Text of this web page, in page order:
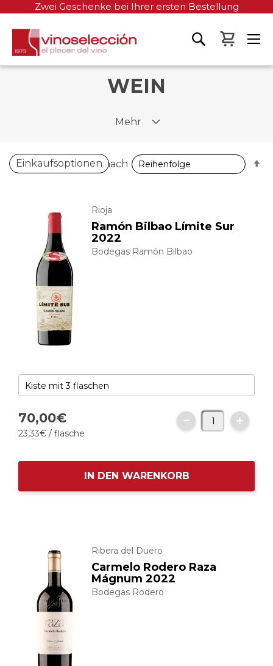
Zwei Geschenke bei Ihrer ersten Bestellung
Mein
WEIN
Mehr
Rioja
Ramón Bilbao Límite Sur
2022
Bodegas Ramón Bilbao
70,00€
23,33€ / flasche
IN DEN WARENKORB
Ribera del Duero
Carmelo Rodero Raza
Mágnum 2022
Bodegas Rodero
Einkaufsoptionen
Sortieren nach